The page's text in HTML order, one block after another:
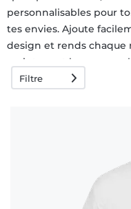
Échange
garanti 30
jours
personnalisables pour
tes envies. Ajoute
design et rends chaque
maintenant la
Shirtinator !
Filtre